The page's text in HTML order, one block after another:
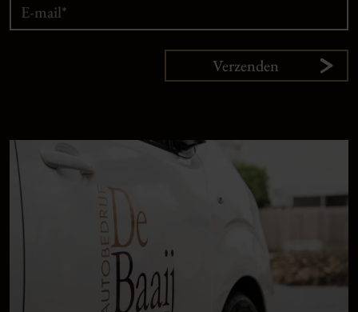
Verzenden